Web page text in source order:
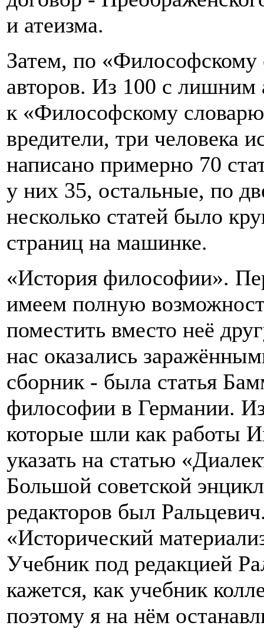
и атеизма.
Затем, по «Философскому
авторов. Из 100 с лишним
к «Философскому
вредители, три
написано примерно 70
у них 35, остальные, по
несколько статей было
страниц на машинке.
«История философии».
имеем полную
поместить вместо неё
нас оказались
сборник - была статья
философии в Германии.
которые шли как работы
указать на статью
Большой советской
редакторов был
«Исторический
Учебник под редакцией
кажется, как учебник
поэтому я на нём